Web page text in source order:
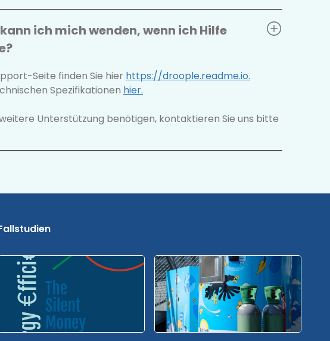
ich mich wenden, wenn ich Hilfe
Seite finden Sie hier https://droople.readme.io.
Spezifikationen hier.
Unterstützung benötigen, kontaktieren Sie uns bitte